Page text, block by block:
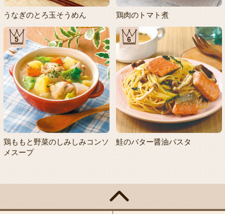
うなぎのとろ玉そうめん 鶏肉のトマト煮
5
鶏ももと野菜のしみしみコンソ
メスープ
6
鮭のバター醤油パスタ